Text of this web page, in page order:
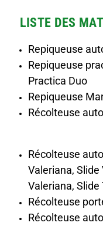
LISTE DES
Repiqueuse
Repiqueuse
Practica Duo
Repiqueuse
Récolteuse
Récolteuse
Valeriana, Slide
Valeriana, Slide
Récolteuse
Récolteuse